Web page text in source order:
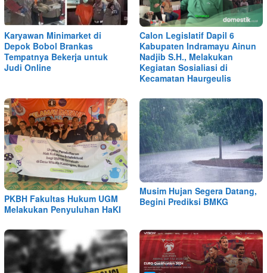
Karyawan Minimarket di
Depok Bobol Brankas
Tempatnya Bekerja untuk
Judi Online
Calon Legislatif Dapil 6
Kabupaten Indramayu Ainun
Nadjib S.H., Melakukan
Kegiatan Sosialiasi di
Kecamatan Haurgeulis
PKBH Fakultas Hukum UGM
Melakukan Penyuluhan HaKI
Musim Hujan Segera Datang,
Begini Prediksi BMKG